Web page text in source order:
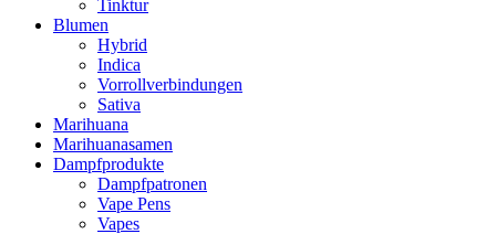
Tinktur
Blumen
Hybrid
Indica
Vorrollverbindungen
Sativa
Marihuana
Marihuanasamen
Dampfprodukte
Dampfpatronen
Vape Pens
Vapes